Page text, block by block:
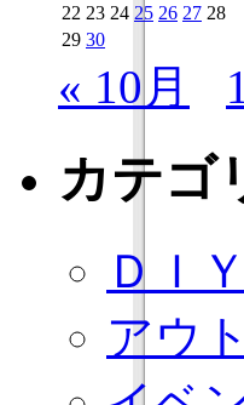
22 23 24 25 26 27 28
29 30
« 10月
カテゴ
ＤＩＹ
アウ